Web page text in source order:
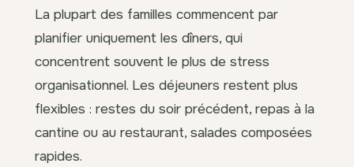
La plupart des familles commencent par
planifier uniquement les dîners, qui
concentrent souvent le plus de stress
organisationnel. Les déjeuners restent plus
flexibles : restes du soir précédent, repas à la
cantine ou au restaurant, salades composées
rapides.